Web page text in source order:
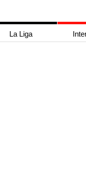
La Liga